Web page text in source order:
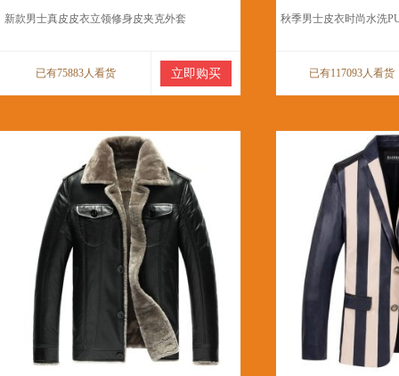
新款男士真皮皮衣立领修身皮夹克外套
已有75883人看货 立即购买
秋季男士皮衣时尚水洗
已有117093人看货